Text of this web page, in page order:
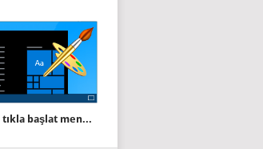
Bir tıkla başlat menüsü ve görev çubuğunu siyah yapın